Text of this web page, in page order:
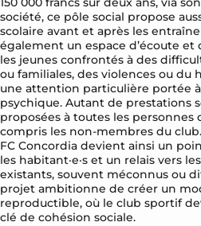
société, ce pôle social propose
scolaire avant et après les
également un espace d’écoute et
les jeunes confrontés à des
ou familiales, des violences ou du
une attention particulière portée
psychique. Autant de prestations
proposées à toutes les personnes
compris les non-membres du
FC Concordia devient ainsi un
les habitant·e·s et un relais vers
existants, souvent méconnus ou
projet ambitionne de créer un
reproductible, où le club sportif
clé de cohésion sociale.